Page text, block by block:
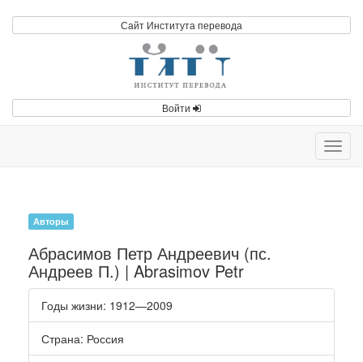
Сайт Института перевода
Войти
Авторы
Абрасимов Петр Андреевич (пс.
Андреев П.) | Abrasimov Petr
Годы жизни: 1912—2009
Страна: Россия